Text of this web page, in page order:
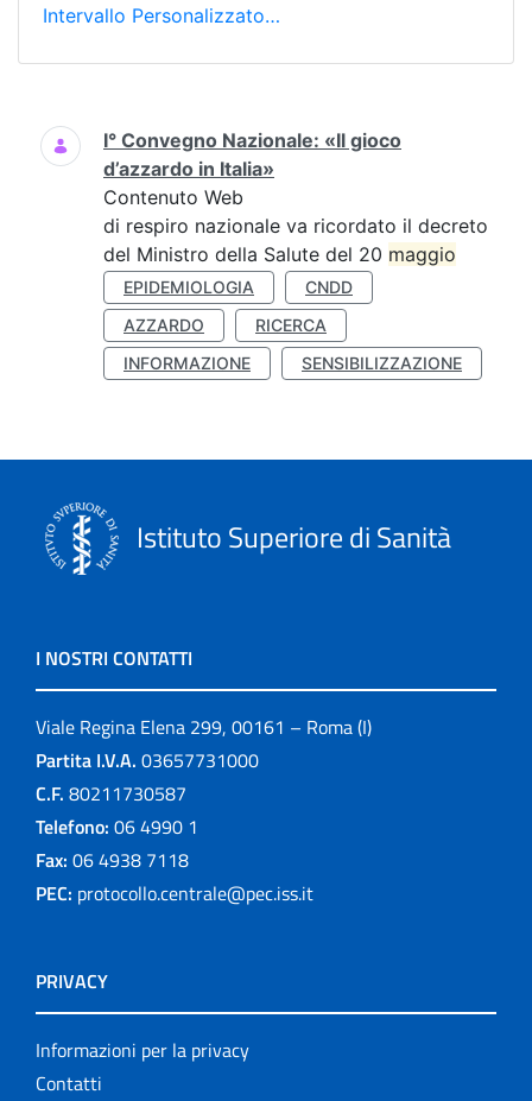
Intervallo Personalizzato…
Ricerca
I° Convegno Nazionale: «Il gioco
d’azzardo in Italia»
Contenuto Web
di respiro nazionale va ricordato il decreto
del Ministro della Salute del 20 maggio
EPIDEMIOLOGIA
CNDD
AZZARDO
RICERCA
INFORMAZIONE
SENSIBILIZZAZIONE
Istituto Superiore di Sanità
I NOSTRI CONTATTI
Viale Regina Elena 299, 00161 – Roma (I)
Partita I.V.A. 03657731000
C.F. 80211730587
Telefono: 06 4990 1
Fax: 06 4938 7118
PEC: protocollo.centrale@pec.iss.it
PRIVACY
Informazioni per la privacy
Contatti